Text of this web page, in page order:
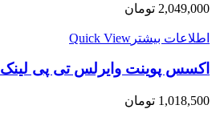
2,049,000 تومان
اطلاعات بیشتر Quick View
اکسس پوینت وایرلس تی پی لینک TL-WA901ND
1,018,500 تومان